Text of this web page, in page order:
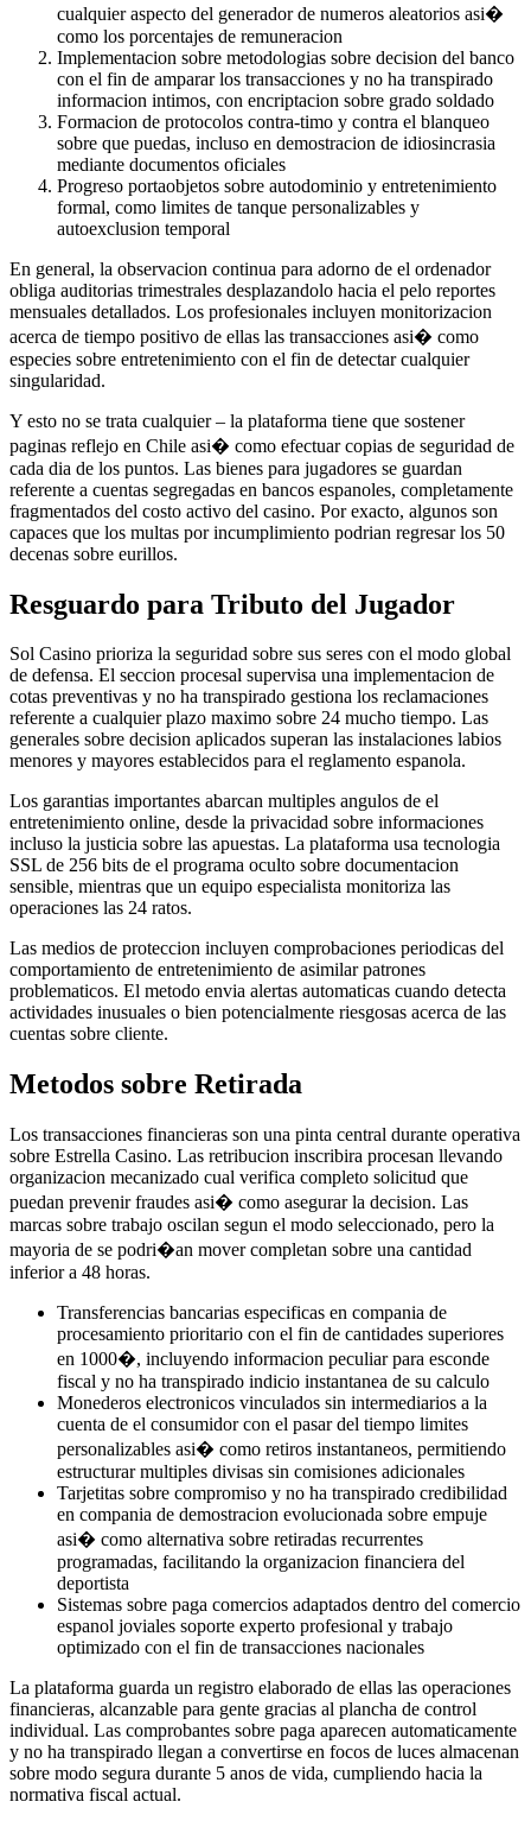
cualquier aspecto del generador de numeros aleatorios asi�
como los porcentajes de remuneracion
Implementacion sobre metodologias sobre decision del banco
con el fin de amparar los transacciones y no ha transpirado
informacion intimos, con encriptacion sobre grado soldado
Formacion de protocolos contra-timo y contra el blanqueo
sobre que puedas, incluso en demostracion de idiosincrasia
mediante documentos oficiales
Progreso portaobjetos sobre autodominio y entretenimiento
formal, como limites de tanque personalizables y
autoexclusion temporal
En general, la observacion continua para adorno de el ordenador
obliga auditorias trimestrales desplazandolo hacia el pelo reportes
mensuales detallados. Los profesionales incluyen monitorizacion
acerca de tiempo positivo de ellas las transacciones asi� como
especies sobre entretenimiento con el fin de detectar cualquier
singularidad.
Y esto no se trata cualquier – la plataforma tiene que sostener
paginas reflejo en Chile asi� como efectuar copias de seguridad de
cada dia de los puntos. Las bienes para jugadores se guardan
referente a cuentas segregadas en bancos espanoles, completamente
fragmentados del costo activo del casino. Por exacto, algunos son
capaces que los multas por incumplimiento podrian regresar los 50
decenas sobre eurillos.
Resguardo para Tributo del Jugador
Sol Casino prioriza la seguridad sobre sus seres con el modo global
de defensa. El seccion procesal supervisa una implementacion de
cotas preventivas y no ha transpirado gestiona los reclamaciones
referente a cualquier plazo maximo sobre 24 mucho tiempo. Las
generales sobre decision aplicados superan las instalaciones labios
menores y mayores establecidos para el reglamento espanola.
Los garantias importantes abarcan multiples angulos de el
entretenimiento online, desde la privacidad sobre informaciones
incluso la justicia sobre las apuestas. La plataforma usa tecnologia
SSL de 256 bits de el programa oculto sobre documentacion
sensible, mientras que un equipo especialista monitoriza las
operaciones las 24 ratos.
Las medios de proteccion incluyen comprobaciones periodicas del
comportamiento de entretenimiento de asimilar patrones
problematicos. El metodo envia alertas automaticas cuando detecta
actividades inusuales o bien potencialmente riesgosas acerca de las
cuentas sobre cliente.
Metodos sobre Retirada
Los transacciones financieras son una pinta central durante operativa
sobre Estrella Casino. Las retribucion inscribira procesan llevando
organizacion mecanizado cual verifica completo solicitud que
puedan prevenir fraudes asi� como asegurar la decision. Las
marcas sobre trabajo oscilan segun el modo seleccionado, pero la
mayoria de se podri�an mover completan sobre una cantidad
inferior a 48 horas.
Transferencias bancarias especificas en compania de
procesamiento prioritario con el fin de cantidades superiores
en 1000�, incluyendo informacion peculiar para esconde
fiscal y no ha transpirado indicio instantanea de su calculo
Monederos electronicos vinculados sin intermediarios a la
cuenta de el consumidor con el pasar del tiempo limites
personalizables asi� como retiros instantaneos, permitiendo
estructurar multiples divisas sin comisiones adicionales
Tarjetitas sobre compromiso y no ha transpirado credibilidad
en compania de demostracion evolucionada sobre empuje
asi� como alternativa sobre retiradas recurrentes
programadas, facilitando la organizacion financiera del
deportista
Sistemas sobre paga comercios adaptados dentro del comercio
espanol joviales soporte experto profesional y trabajo
optimizado con el fin de transacciones nacionales
La plataforma guarda un registro elaborado de ellas las operaciones
financieras, alcanzable para gente gracias al plancha de control
individual. Las comprobantes sobre paga aparecen automaticamente
y no ha transpirado llegan a convertirse en focos de luces almacenan
sobre modo segura durante 5 anos de vida, cumpliendo hacia la
normativa fiscal actual.